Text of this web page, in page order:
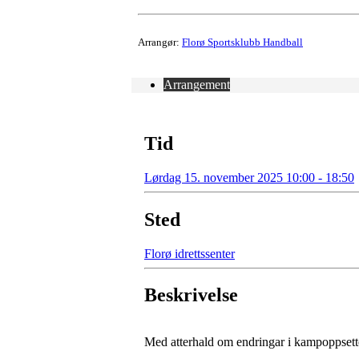
Arrangør: Florø Sportsklubb Handball
Arrangement
Tid
Lørdag 15. november 2025 10:00 - 18:50
Sted
Florø idrettssenter
Beskrivelse
Med atterhald om endringar i